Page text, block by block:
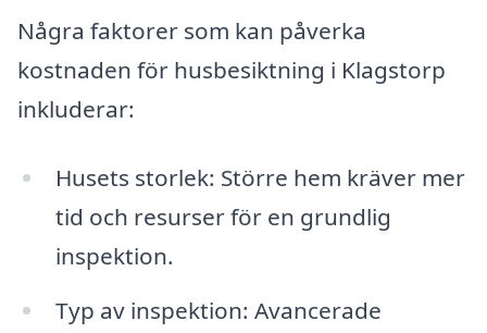
Några faktorer som kan påverka
kostnaden för husbesiktning i Klagstorp
inkluderar:
Husets storlek: Större hem kräver mer
tid och resurser för en grundlig
inspektion.
Typ av inspektion: Avancerade